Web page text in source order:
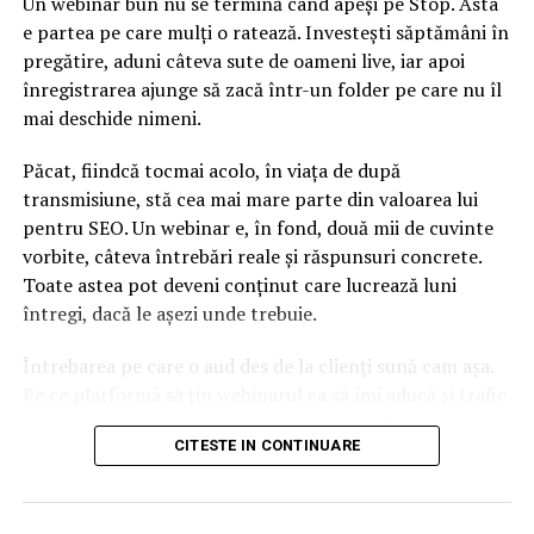
e partea pe care mulți o ratează. Investești săptămâni în
pregătire, aduni câteva sute de oameni live, iar apoi
înregistrarea ajunge să zacă într-un folder pe care nu îl
mai deschide nimeni.
Păcat, fiindcă tocmai acolo, în viața de după
transmisiune, stă cea mai mare parte din valoarea lui
pentru SEO. Un webinar e, în fond, două mii de cuvinte
vorbite, câteva întrebări reale și răspunsuri concrete.
Toate astea pot deveni conținut care lucrează luni
întregi, dacă le așezi unde trebuie.
Întrebarea pe care o aud des de la clienți sună cam așa.
din Google, nu doar lead-uri pe moment? Răspunsul
scurt e că platforma contează, dar nu în felul în care
CITESTE IN CONTINUARE